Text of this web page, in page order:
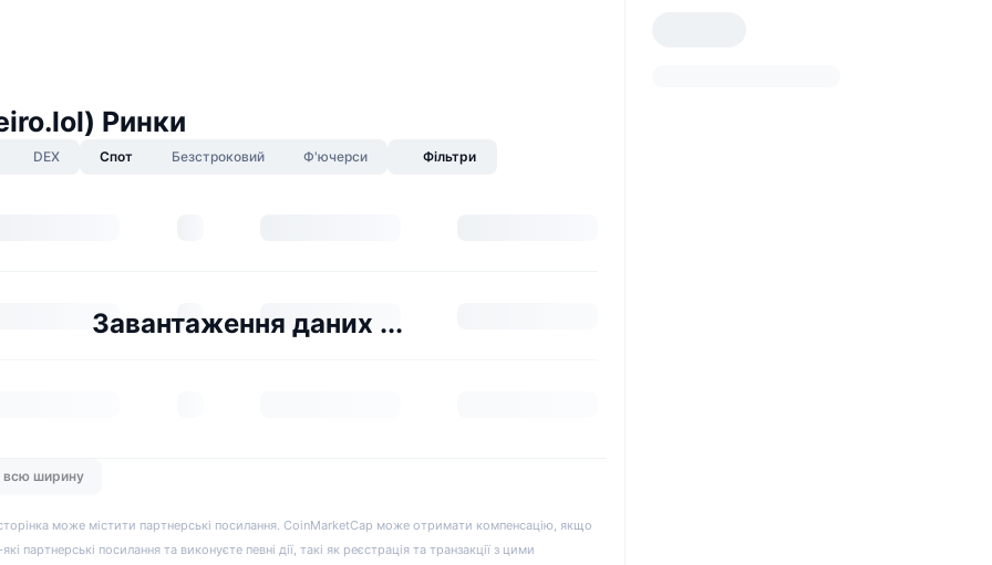
Ринки
DEX Спот Безстроковий Ф'ючерси Фільтри
Завантаження даних ...
всю ширину
може містити партнерські посилання. CoinMarketCap може отримати компенсацію, якщо
партнерські посилання та виконуєте певні дії, такі як реєстрація та транзакції з цими